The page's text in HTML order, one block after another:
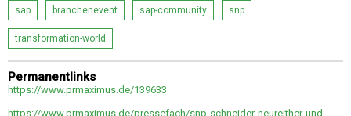
sap branchenevent sap-community snp
transformation-world
Permanentlinks
https://www.prmaximus.de/139633
https://www.prmaximus.de/pressefach/snp-schneider-neureither-und-